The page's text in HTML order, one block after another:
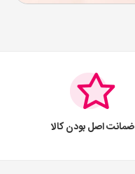
ضمانت اصل بودن کالا